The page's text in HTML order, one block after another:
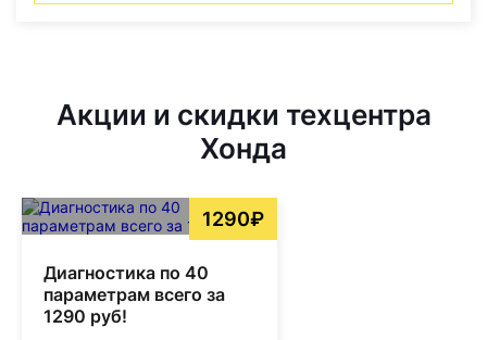
Акции и скидки техцентра
Хонда
1290₽
Диагностика по 40
параметрам всего за
1290 руб!